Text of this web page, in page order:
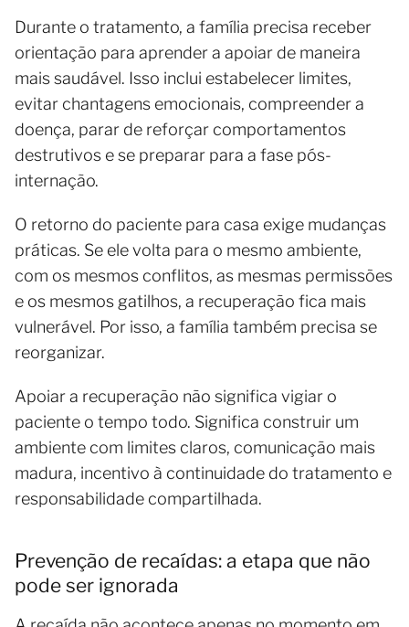
Durante o tratamento, a família precisa receber
orientação para aprender a apoiar de maneira
mais saudável. Isso inclui estabelecer limites,
evitar chantagens emocionais, compreender a
doença, parar de reforçar comportamentos
destrutivos e se preparar para a fase pós-
internação.
O retorno do paciente para casa exige mudanças
práticas. Se ele volta para o mesmo ambiente,
com os mesmos conflitos, as mesmas permissões
e os mesmos gatilhos, a recuperação fica mais
vulnerável. Por isso, a família também precisa se
reorganizar.
Apoiar a recuperação não significa vigiar o
paciente o tempo todo. Significa construir um
ambiente com limites claros, comunicação mais
madura, incentivo à continuidade do tratamento e
responsabilidade compartilhada.
Prevenção de recaídas: a etapa que não
pode ser ignorada